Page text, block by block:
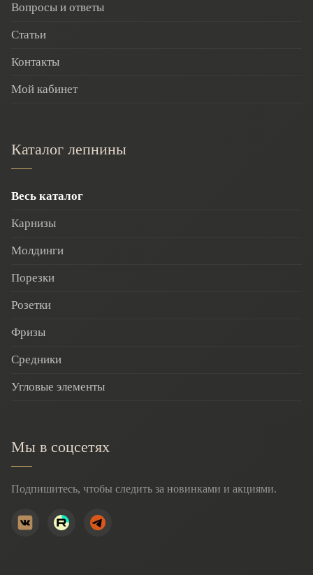
Вопросы и ответы
Статьи
Контакты
Мой кабинет
Каталог лепнины
Весь каталог
Карнизы
Молдинги
Порезки
Розетки
Фризы
Средники
Угловые элементы
Мы в соцсетях
Подпишитесь, чтобы следить за новинками и акциями.